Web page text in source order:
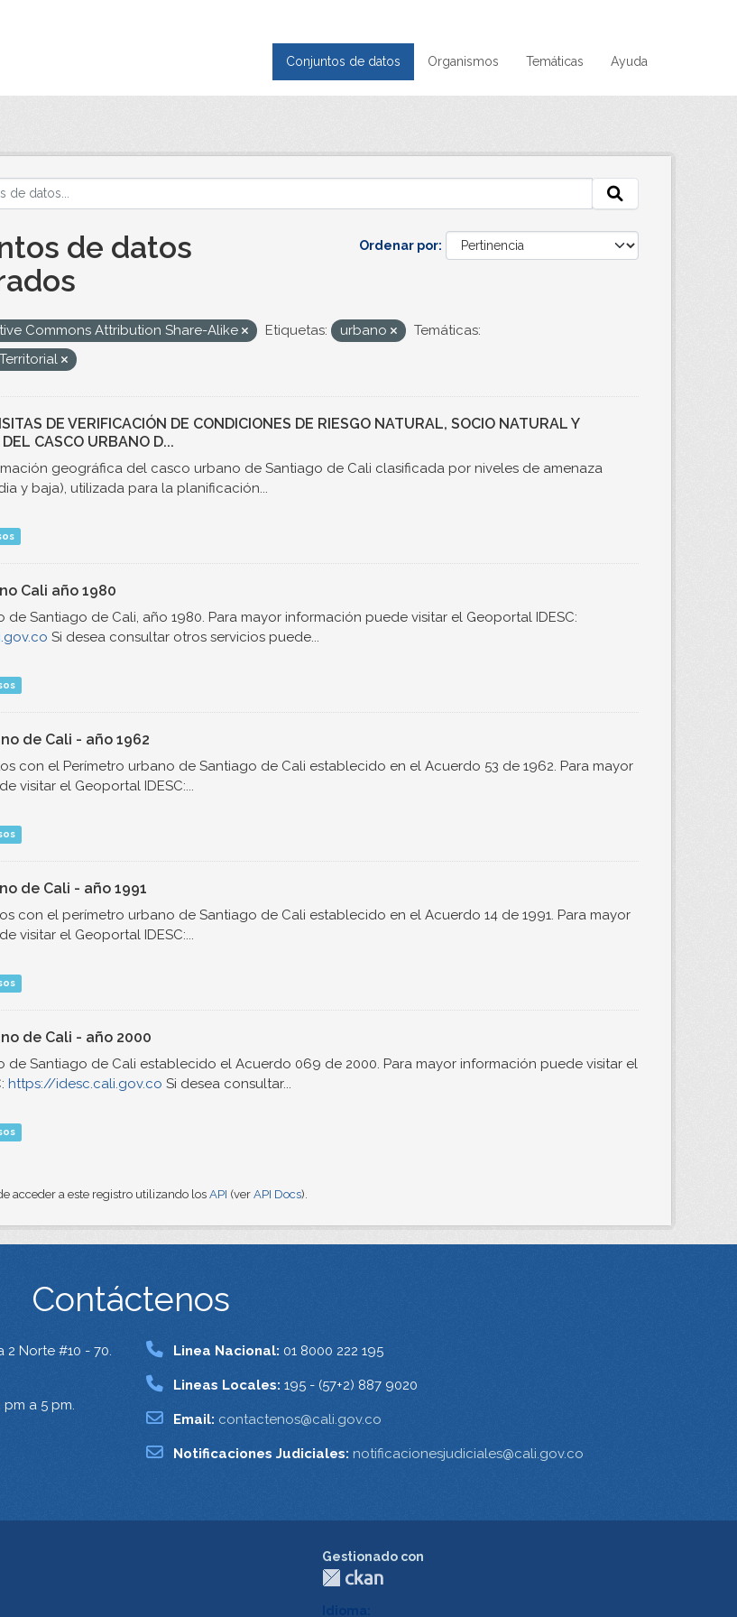
Conjuntos de datos Organismos Temáticas Ayuda
Ordenar por
de datos
Commons Attribution Share-Alike Etiquetas: urbano
Temáticas:
DE VERIFICACIÓN DE CONDICIONES DE RIESGO NATURAL, SOCIO NATURAL Y
CASCO URBANO D...
geográfica del casco urbano de Santiago de Cali clasificada por niveles de amenaza
y baja), utilizada para la planificación...
Cali año 1980
de Santiago de Cali, año 1980. Para mayor información puede visitar el Geoportal IDESC:
Si desea consultar otros servicios puede...
de Cali - año 1962
con el Perímetro urbano de Santiago de Cali establecido en el Acuerdo 53 de 1962. Para mayor
visitar el Geoportal IDESC:...
de Cali - año 1991
con el perímetro urbano de Santiago de Cali establecido en el Acuerdo 14 de 1991. Para mayor
visitar el Geoportal IDESC:...
de Cali - año 2000
de Santiago de Cali establecido el Acuerdo 069 de 2000. Para mayor información puede visitar el
https://idesc.cali.gov.co Si desea consultar...
acceder a este registro utilizando losAPI (ver API Docs).
Contáctenos
2 Norte #10 - 70.
a 5 pm.
Linea Nacional: 01 8000 222 195
Lineas Locales: 195 - (57+2) 887 9020
Email: contactenos@cali.gov.co
Notificaciones Judiciales: notificacionesjudiciales@cali.gov.co
Gestionado con